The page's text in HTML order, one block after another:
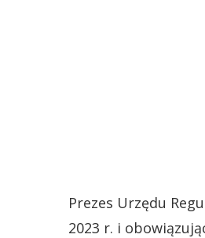
Prezes Urzędu
2023 r. i